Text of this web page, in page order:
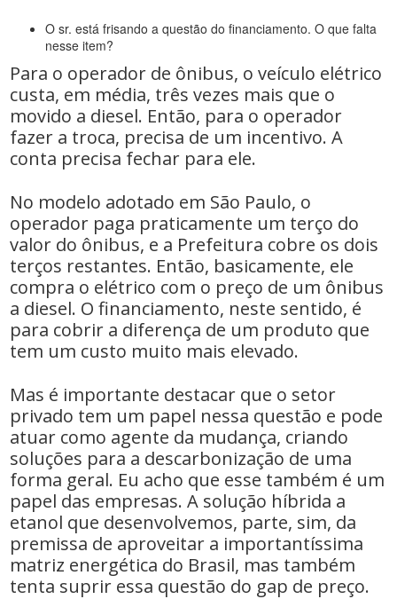
O sr. está frisando a questão do financiamento. O que falta
nesse item?
Para o operador de ônibus, o veículo elétrico
custa, em média, três vezes mais que o
movido a diesel. Então, para o operador
fazer a troca, precisa de um incentivo. A
conta precisa fechar para ele.
No modelo adotado em São Paulo, o
operador paga praticamente um terço do
valor do ônibus, e a Prefeitura cobre os dois
terços restantes. Então, basicamente, ele
compra o elétrico com o preço de um ônibus
a diesel. O financiamento, neste sentido, é
para cobrir a diferença de um produto que
tem um custo muito mais elevado.
Mas é importante destacar que o setor
privado tem um papel nessa questão e pode
atuar como agente da mudança, criando
soluções para a descarbonização de uma
forma geral. Eu acho que esse também é um
papel das empresas. A solução híbrida a
etanol que desenvolvemos, parte, sim, da
premissa de aproveitar a importantíssima
matriz energética do Brasil, mas também
tenta suprir essa questão do gap de preço.